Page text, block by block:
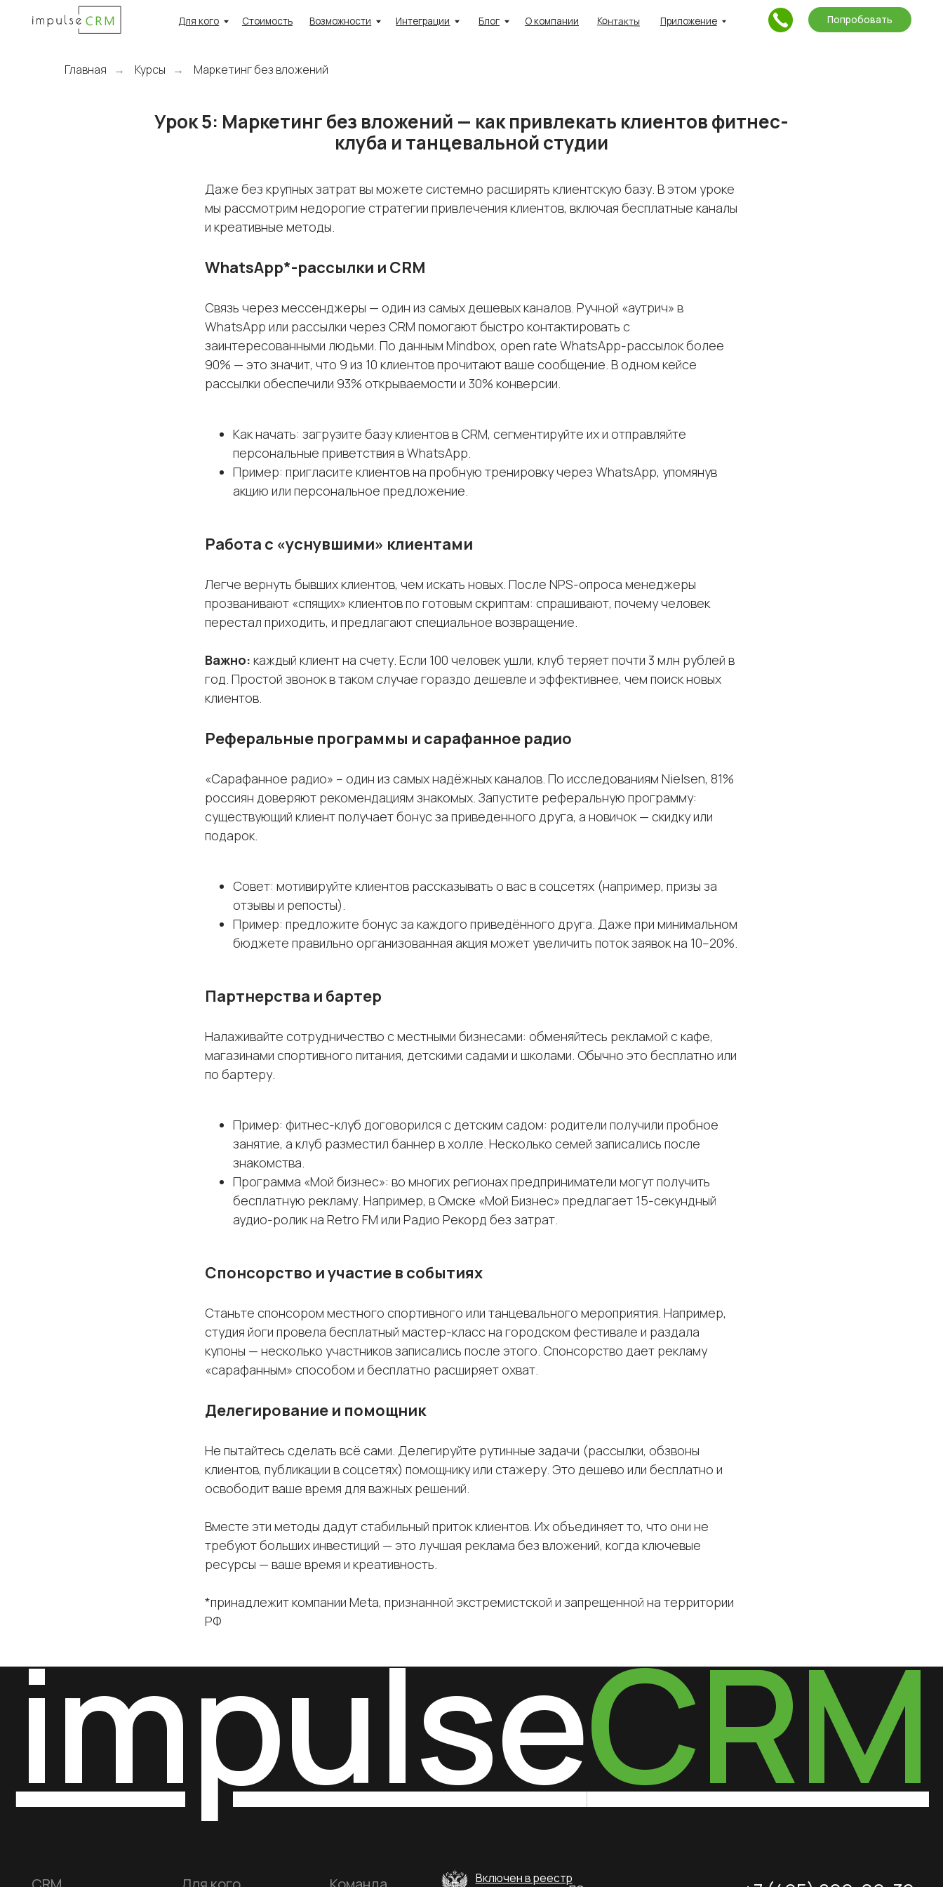
Приложение
Контакты
О компании
Блог
Интеграции
Возможности
Стоимость
Для кого Попробовать
Главная → Курсы → Маркетинг без вложений
Урок 5: Маркетинг без вложений — как привлекать клиентов фитнес-
клуба и танцевальной студии
Даже без крупных затрат вы можете системно расширять клиентскую базу. В этом уроке
мы рассмотрим недорогие стратегии привлечения клиентов, включая бесплатные каналы
и креативные методы.
WhatsApp*-рассылки и CRM
Связь через мессенджеры — один из самых дешевых каналов. Ручной «аутрич» в
WhatsApp или рассылки через CRM помогают быстро контактировать с
заинтересованными людьми. По данным Mindbox, open rate WhatsApp-рассылок более
90% — это значит, что 9 из 10 клиентов прочитают ваше сообщение. В одном кейсе
рассылки обеспечили 93% открываемости и 30% конверсии.
Как начать: загрузите базу клиентов в CRM, сегментируйте их и отправляйте
персональные приветствия в WhatsApp.
Пример: пригласите клиентов на пробную тренировку через WhatsApp, упомянув
акцию или персональное предложение.
Работа с «уснувшими» клиентами
Легче вернуть бывших клиентов, чем искать новых. После NPS-опроса менеджеры
прозванивают «спящих» клиентов по готовым скриптам: спрашивают, почему человек
перестал приходить, и предлагают специальное возвращение.
Важно: каждый клиент на счету. Если 100 человек ушли, клуб теряет почти 3 млн рублей в
год. Простой звонок в таком случае гораздо дешевле и эффективнее, чем поиск новых
клиентов.
Реферальные программы и сарафанное радио
«Сарафанное радио» – один из самых надёжных каналов. По исследованиям Nielsen, 81%
россиян доверяют рекомендациям знакомых. Запустите реферальную программу:
существующий клиент получает бонус за приведенного друга, а новичок — скидку или
подарок.
Совет: мотивируйте клиентов рассказывать о вас в соцсетях (например, призы за
отзывы и репосты).
Пример: предложите бонус за каждого приведённого друга. Даже при минимальном
бюджете правильно организованная акция может увеличить поток заявок на 10–20%.
Партнерства и бартер
Налаживайте сотрудничество с местными бизнесами: обменяйтесь рекламой с кафе,
магазинами спортивного питания, детскими садами и школами. Обычно это бесплатно или
по бартеру.
Пример: фитнес-клуб договорился с детским садом: родители получили пробное
занятие, а клуб разместил баннер в холле. Несколько семей записались после
знакомства.
Программа «Мой бизнес»: во многих регионах предприниматели могут получить
бесплатную рекламу. Например, в Омске «Мой Бизнес» предлагает 15-секундный
аудио-ролик на Retro FM или Радио Рекорд без затрат.
Спонсорство и участие в событиях
Станьте спонсором местного спортивного или танцевального мероприятия. Например,
студия йоги провела бесплатный мастер-класс на городском фестивале и раздала
купоны — несколько участников записались после этого. Спонсорство дает рекламу
«сарафанным» способом и бесплатно расширяет охват.
Делегирование и помощник
Не пытайтесь сделать всё сами. Делегируйте рутинные задачи (рассылки, обзвоны
клиентов, публикации в соцсетях) помощнику или стажеру. Это дешево или бесплатно и
освободит ваше время для важных решений.
Вместе эти методы дадут стабильный приток клиентов. Их объединяет то, что они не
требуют больших инвестиций — это лучшая реклама без вложений, когда ключевые
ресурсы — ваше время и креативность.
*принадлежит компании Meta, признанной экстремистской и запрещенной на территории
РФ
CRM
impulseCRM
Возможности
Интеграции
Стоимость
Школы танцев
Фитнес-клубы
Фитнес-студии
Йога-студии
Школы единоборств
Свидетельство о регистрации ИП
Контакты
+7 (495) 800-00-32
impulsecrm@yandex.ru
Политика конфиденциальности
Соответствует 54-ФЗ и 152-ФЗ
Для тренеров
Виджет расписания